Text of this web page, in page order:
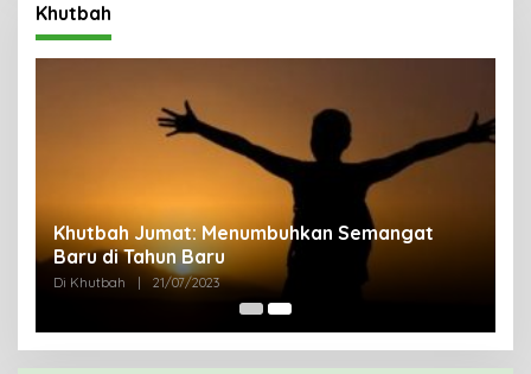
Khutbah
Khutbah Jumat: Menumbuhkan Semangat
Baru di Tahun Baru
Di Khutbah | 21/07/2023